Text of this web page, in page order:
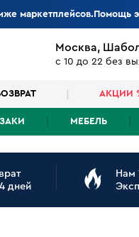
маркетплейсов.Помощь
Москва,
с 10 до 22 без
АКЦИИ
МЕБЕЛЬ
дней
Нам